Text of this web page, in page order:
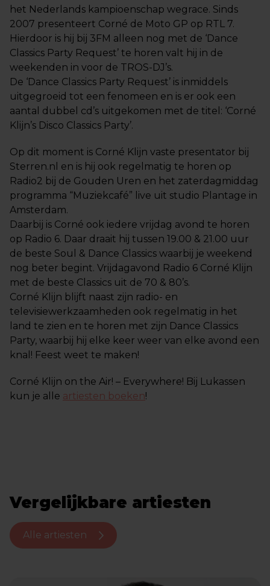
het Nederlands kampioenschap wegrace. Sinds
2007 presenteert Corné de Moto GP op RTL 7.
Hierdoor is hij bij 3FM alleen nog met de ‘Dance
Classics Party Request’ te horen valt hij in de
weekenden in voor de TROS-DJ’s.
De ‘Dance Classics Party Request’ is inmiddels
uitgegroeid tot een fenomeen en is er ook een
aantal dubbel cd’s uitgekomen met de titel: ‘Corné
Klijn’s Disco Classics Party’.
Op dit moment is Corné Klijn vaste presentator bij
Sterren.nl en is hij ook regelmatig te horen op
Radio2 bij de Gouden Uren en het zaterdagmiddag
programma “Muziekcafé” live uit studio Plantage in
Amsterdam.
Daarbij is Corné ook iedere vrijdag avond te horen
op Radio 6. Daar draait hij tussen 19.00 & 21.00 uur
de beste Soul & Dance Classics waarbij je weekend
nog beter begint. Vrijdagavond Radio 6 Corné Klijn
met de beste Classics uit de 70 & 80’s.
Corné Klijn blijft naast zijn radio- en
televisiewerkzaamheden ook regelmatig in het
land te zien en te horen met zijn Dance Classics
Party, waarbij hij elke keer weer van elke avond een
knal! Feest weet te maken!
Corné Klijn on the Air! – Everywhere! Bij Lukassen
kun je alle artiesten boeken!
Vergelijkbare artiesten
Alle artiesten